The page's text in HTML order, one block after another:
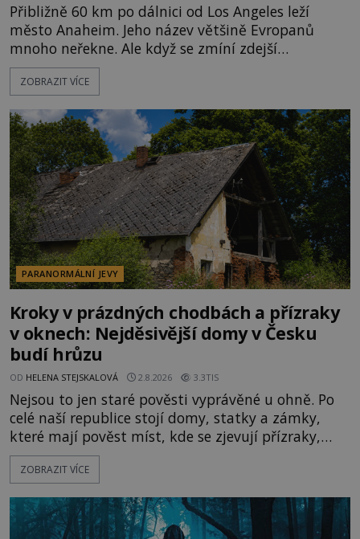
Přibližně 60 km po dálnici od Los Angeles leží
město Anaheim. Jeho název většině Evropanů
mnoho neřekne. Ale když se zmíní zdejší
Disneyland, je hned jasno. Zábavní park vyroste na
poklidném místě bývalého sadu pomerančovníků.
kolem 17 000 000 zábavychtivých lidí ročně. A ač je
velká snaha to utajit, někteří z
ZOBRAZIT VÍCE
PARANORMÁLNÍ JEVY
Kroky v prázdných chodbách a přízraky
v oknech: Nejděsivější domy v Česku
budí hrůzu
OD HELENA STEJSKALOVÁ 2.8.2026 3.3TIS
Nejsou to jen staré pověsti vyprávěné u ohně. Po
celé naší republice stojí domy, statky a zámky,
které mají pověst míst, kde se zjevují přízraky,
ozývají nevysvětlitelné zvuky nebo se dějí podivné
jevy. Zatímco historici většinou hledají racionální
lokality vykazují nápadně podobná svědectví po
celé generace. A právě tato opakující se svědectví
ZOBRAZIT VÍCE